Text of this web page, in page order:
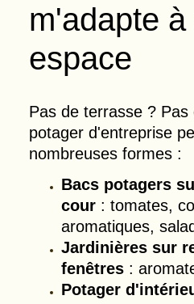
m'adapte
espace
Pas de terrasse ? Pas
potager d'entreprise
nombreuses formes :
Bacs potagers
cour : tomates,
aromatiques,
Jardinières sur
fenêtres :
Potager